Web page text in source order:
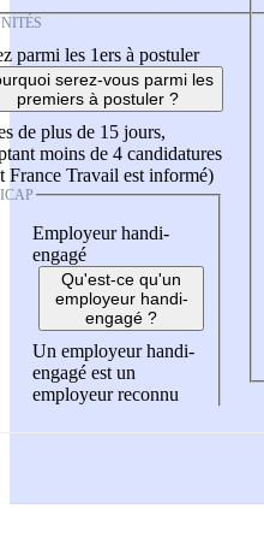
parmi les 1ers à postuler
serez-vous parmi les
premiers à postuler ?
de plus de 15 jours,
moins de 4 candidatures
France Travail est informé)
Employeur handi-
engagé
Qu'est-ce qu'un
employeur handi-
engagé ?
Un employeur handi-
engagé est un
employeur reconnu